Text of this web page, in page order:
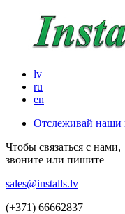
lv
ru
en
Отслеживай наши
Чтобы связаться с нами,
звоните или пишите
sales@installs.lv
(+371) 66662837